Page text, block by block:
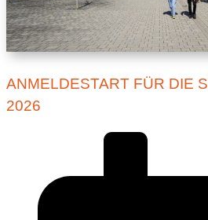
ANMELDESTART FÜR DIE
2026